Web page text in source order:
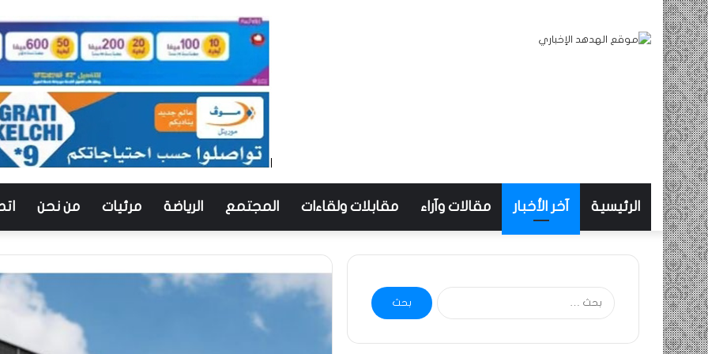
الرئيسية آخر الأخبار مقالات وآراء مقابلات ولقاءات المجتمع الرياضة مرئيات من نحن
البحث
عن: